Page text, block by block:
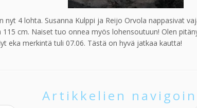
4 lohta. Susanna Kulppi ja Reijo Orvola nappasivat
cm. Naiset tuo onnea myös lohensoutuun! Olen
eka merkintä tuli 07.06. Tästä on hyvä jatkaa kautta!
Artikkelien